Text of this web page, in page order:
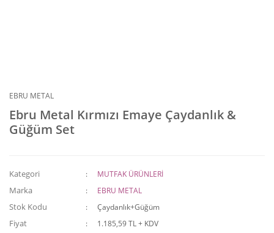
EBRU METAL
Ebru Metal Kırmızı Emaye Çaydanlık &
Güğüm Set
Kategori MUTFAK ÜRÜNLERİ
Marka EBRU METAL
Stok Kodu Çaydanlık+Güğüm
Fiyat
1.185,59 TL + KDV